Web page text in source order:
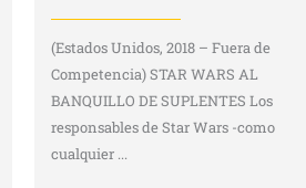
(Estados Unidos, 2018 – Fuera de
Competencia) STAR WARS AL
BANQUILLO DE SUPLENTES Los
responsables de Star Wars -como
cualquier ...